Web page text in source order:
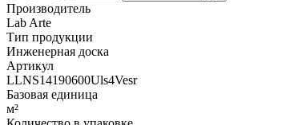
Производитель
Lab Arte
Тип продукции
Инженерная доска
Артикул
LLNS14190600Uls4Vesr
Базовая единица
м²